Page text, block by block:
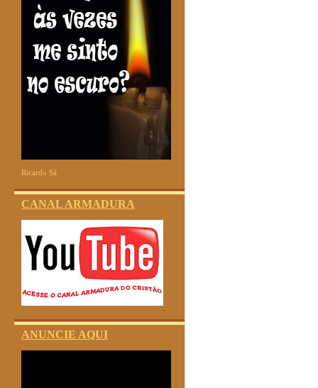
Ricardo Sá
CANAL ARMADURA
ANUNCIE AQUI